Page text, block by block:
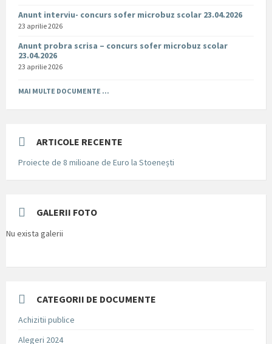
Anunt interviu- concurs sofer microbuz scolar 23.04.2026
23 aprilie 2026
Anunt probra scrisa – concurs sofer microbuz scolar
23.04.2026
23 aprilie 2026
MAI MULTE DOCUMENTE ...
ARTICOLE RECENTE
Proiecte de 8 milioane de Euro la Stoenești
GALERII FOTO
Nu exista galerii
CATEGORII DE DOCUMENTE
Achizitii publice
Alegeri 2024